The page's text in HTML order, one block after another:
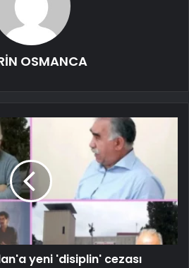
OSMANCA
yeni 'disiplin' cezası